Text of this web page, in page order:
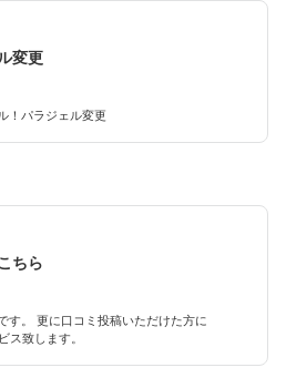
変更
！パラジェル変更
ちら
す。 更に口コミ投稿いただけた方に
ス致します。